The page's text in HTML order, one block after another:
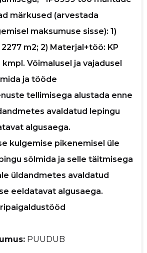
märkused (arvestada
maksumuse sisse): 1)
m2; 2) Materjal+töö: KP
kmpl. Võimalusel ja vajadusel
ja tööde
tellimisega alustada enne
avaldatud lepingu
algusaega.
kulgemise pikenemisel üle
sõlmida ja selle täitmisega
üldandmetes avaldatud
eeldatavat algusaega.
PUUDUB